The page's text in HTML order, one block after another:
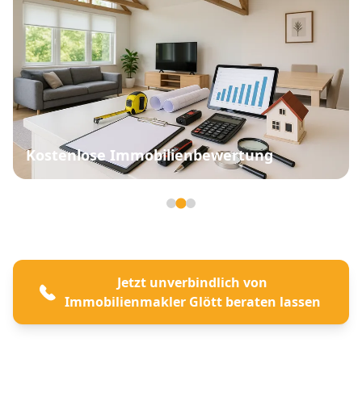
Kostenlose Immobilienbewertung
Jetzt unverbindlich von
Immobilienmakler Glött beraten lassen